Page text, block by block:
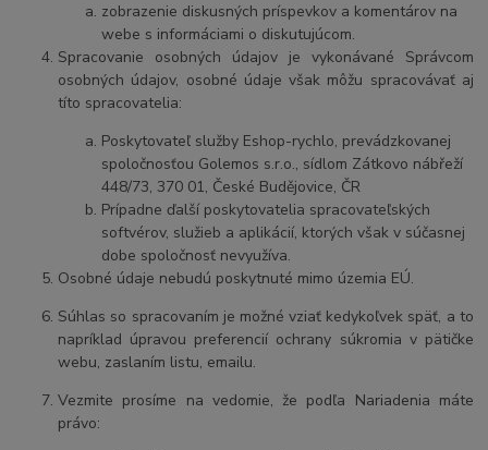
zobrazenie diskusných príspevkov a komentárov na
webe s informáciami o diskutujúcom.
Spracovanie osobných údajov je vykonávané Správcom
osobných údajov, osobné údaje však môžu spracovávať aj
títo spracovatelia:
Poskytovateľ služby Eshop-rychlo, prevádzkovanej
spoločnosťou Golemos s.r.o., sídlom Zátkovo nábřeží
448/73, 370 01, České Budějovice, ČR
Prípadne ďalší poskytovatelia spracovateľských
softvérov, služieb a aplikácií, ktorých však v súčasnej
dobe spoločnosť nevyužíva.
Osobné údaje nebudú poskytnuté mimo územia EÚ.
Súhlas so spracovaním je možné vziať kedykoľvek späť, a to
napríklad úpravou preferencií ochrany súkromia v pätičke
webu, zaslaním listu, emailu.
Vezmite prosíme na vedomie, že podľa Nariadenia máte
právo: